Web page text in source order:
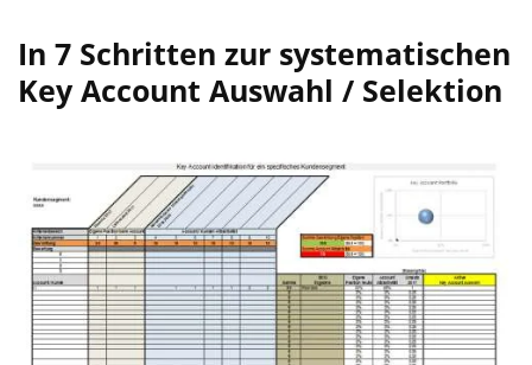
In 7 Schritten zur systematischen
Key Account Auswahl / Selektion